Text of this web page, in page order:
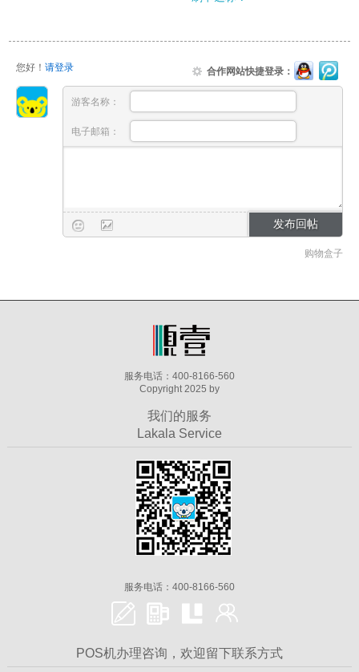
您好！ 请登录 合作网站快捷登录：
游客名称：
电子邮箱：
购物盒子
服务电话：400-8166-560
Copyright 2025 by
我们的服务
Lakala Service
服务电话：400-8166-560
POS机办理咨询，欢迎留下联系方式